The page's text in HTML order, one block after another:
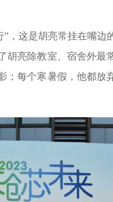
，这是胡亮常挂在嘴边
胡亮除教室、宿舍外最
；每个寒暑假，他都放